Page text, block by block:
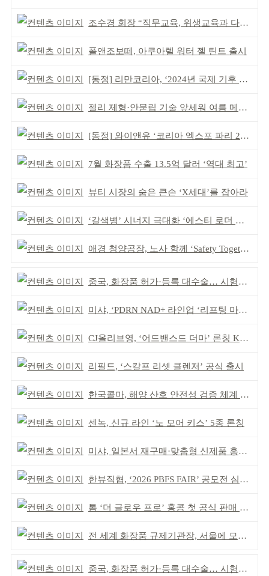
조수경 회장 “직무교육, 위생교육과 다르다”
폴앤조보떼, 아쿠아렐 워터 젤 틴트 출시
[동정] 리만코리아, ‘2024년 국제 기후 포럼’ 참석
젤리 제형·안묻립 기술 앞세워 여름 메이크업 시장 공략
[동정] 와이앤유 ‘코리아 엑스포 파리 2026’ 참가
7월 화장품 수출 13.5억 달러 ‘역대 최고’
뷰티 시장의 숨은 큰손 ‘X세대’를 잡아라
‘갈색병’ 시너지 극대화 ‘에스티 로더 스킨부스터’ 출시
애경 청양공장, 노사 함께 ‘Safety Together’ 개최
중국, 화장품 허가·등록 대수술… 시험자료 공용 허용
미샤, ‘PDRN NAD+ 라인업 ‘리프팅 마스크’ 출시
CJ올리브영, ‘어드밴스드 더마’ 론칭 K더마 육성 박차
리필드, ‘스칼프 리셋 클렌저’ 공식 출시
한국콜마, 해양 산호 안전성 검증 체계 구축
센녹, 신규 라인 ‘노 모어 키스’ 5종 론칭
미샤, 일본서 재구매·맞춤형 신제품 흥행 ‘쌍끌이’
한뷰직협, ‘2026 PBFS FAIR’ 공모전 심사 성료
톰 ‘더 글로우 프로’ 홍콩 첫 공식 판매 완판
전 세계 화장품 규제기관장, 서울에 모인다
중국, 화장품 허가·등록 대수술… 시험자료 공용 허용